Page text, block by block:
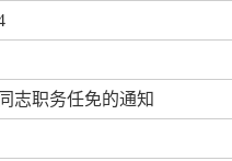
志职务任免的通知